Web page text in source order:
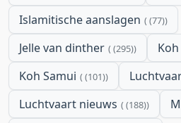
Islamitische aanslagen (77)
Jelle van dinther (295)
Koh Samui (101)
Luchtvaart nieuws (188)